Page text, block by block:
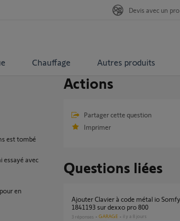
Chauffage Autres produits
Devis avec un pro
est tombé
essayé avec
en
Actions
Partager cette question
Imprimer
Questions liées
Ajouter Clavier à code métal io Somfy
1841193 sur dexxo pro 800
3 réponses GARAGE il y a 8 jours